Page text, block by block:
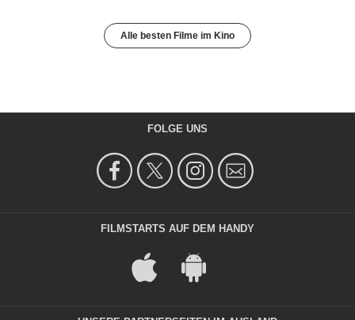
Alle besten Filme im Kino
FOLGE UNS
FILMSTARTS AUF DEM HANDY